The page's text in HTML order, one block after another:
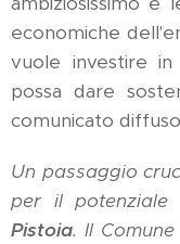
economiche
vuole investire
possa dare
comunicato
Un passaggio
per il
Pistoia. Il